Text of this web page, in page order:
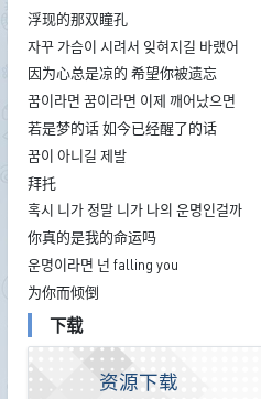
浮现的那双瞳孔
자꾸 가슴이 시려서 잊혀지길 바랬어
因为心总是凉的 希望你被遗忘
꿈이라면 꿈이라면 이제 깨어났으면
若是梦的话 如今已经醒了的话
꿈이 아니길 제발
拜托
혹시 니가 정말 니가 나의 운명인걸까
你真的是我的命运吗
운명이라면 넌 falling you
为你而倾倒
下载
资源下载